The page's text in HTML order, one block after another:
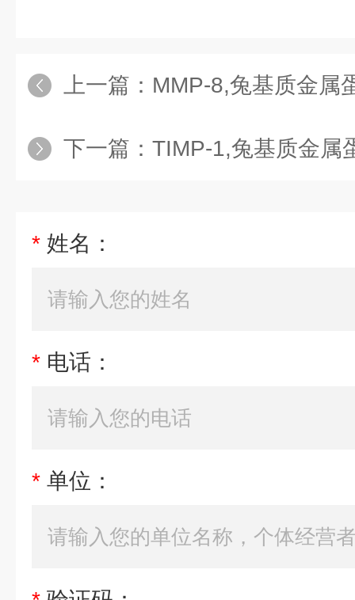
上一篇： MMP-8,兔基质金属蛋白
下一篇： TIMP-1,兔基质金属蛋白
* 姓名：
* 电话：
* 单位：